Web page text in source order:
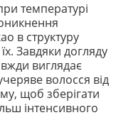
температурі
в структуру
Завдяки догляду
виглядає
волосся від
щоб зберігати
інтенсивного